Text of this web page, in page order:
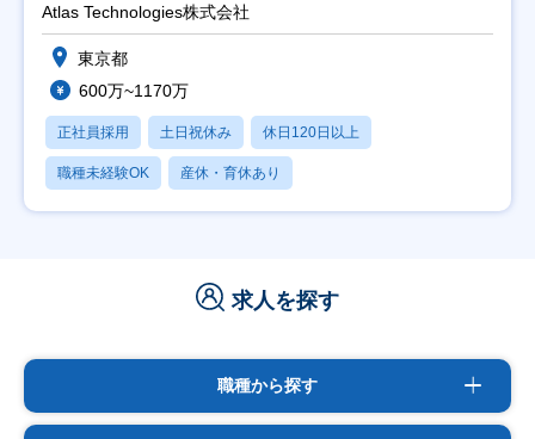
Atlas Technologies株式会社
東京都
600万~1170万
正社員採用 土日祝休み 休日120日以上
職種未経験OK 産休・育休あり
求人を探す
職種から探す